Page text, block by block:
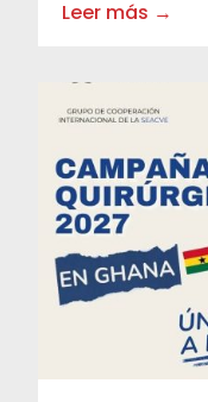
Leer más →